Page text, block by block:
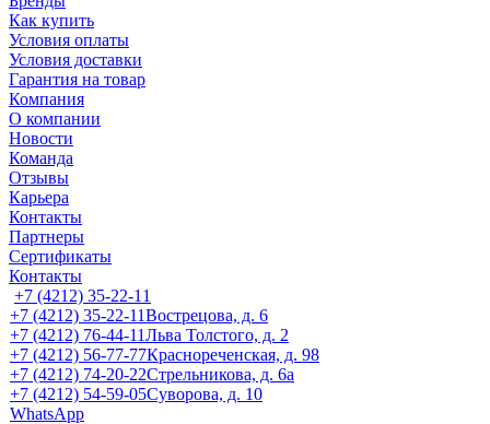
Как купить
Условия оплаты
Условия доставки
Гарантия на товар
Компания
О компании
Новости
Команда
Отзывы
Карьера
Контакты
Партнеры
Сертификаты
Контакты
+7 (4212) 35-22-11
+7 (4212) 35-22-11Вострецова, д. 6
+7 (4212) 76-44-11Льва Толстого, д. 2
+7 (4212) 56-77-77Краснореченская, д. 98
+7 (4212) 74-20-22Стрельникова, д. 6а
+7 (4212) 54-59-05Суворова, д. 10
WhatsApp